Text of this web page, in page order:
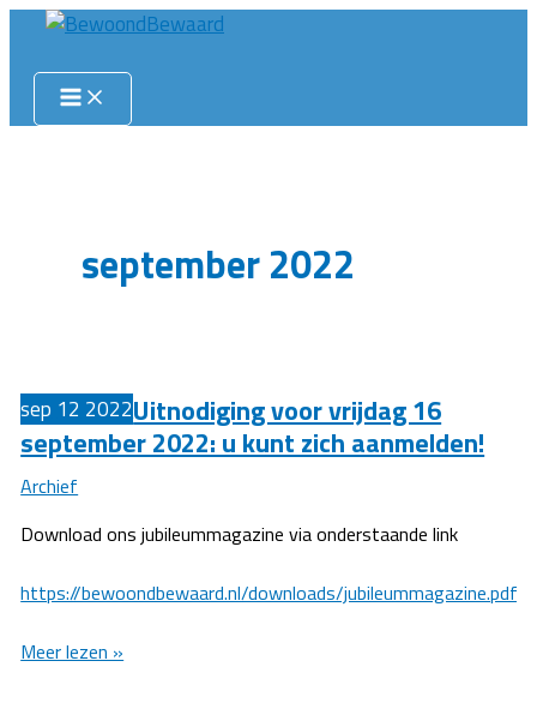
inhoud
september 2022
sep 12 2022Uitnodiging voor vrijdag 16
september 2022: u kunt zich aanmelden!
Archief
Download ons jubileummagazine via onderstaande link
https://bewoondbewaard.nl/downloads/jubileummagazine.pdf
Uitnodiging
Meer lezen »